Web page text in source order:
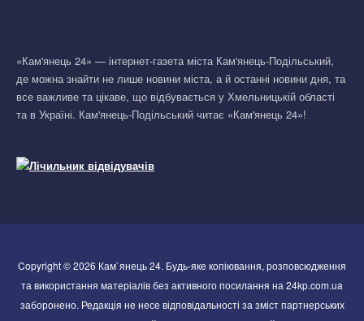
«Кам'янець 24» — інтернет-газета міста Кам'янець-Подільський,
де можна знайти не лише новини міста, а й останні новини дня, та
все важливе та цікаве, що відбувається у Хмельницькій області
та в Україні. Кам'янець-Подільський читає «Кам'янець 24»!
Copyright © 2026 Кам`янець 24. Будь-яке копіювання, розповсюдження
та використання матеріалів без активного посилання на 24kp.com.ua
заборонено. Редакція не несе відповідальності за зміст партнерських